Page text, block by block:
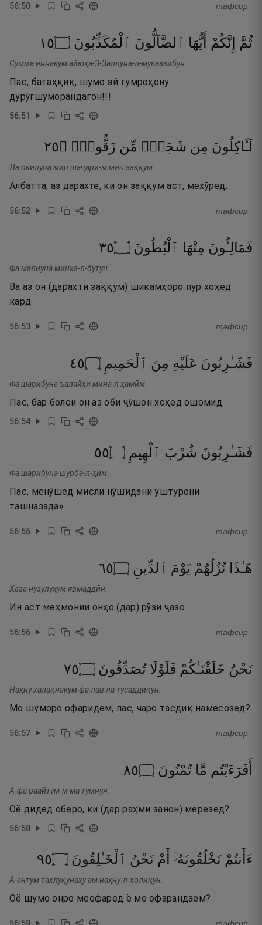
56:50 тафсир
ثُمَّ إِنَّكُمْ أَيُّهَا ٱلضَّآلُّونَ ٱلْمُكَذِّبُونَ ۝٥١
Сумма иннакум айюҳа-З-Заллуна-л-муказзибун.
Пас, батаҳқиқ, шумо эй гумроҳону
дурӯғшуморандагон!!!
56:51
لَـَٔاكِلُونَ مِن شَجَرٍۢ مِّن زَقُّومٍۢ ۝٥٢
Ла окилуна мин шаҷари-м мин заққум.
Албатта, аз дарахте, ки он заққум аст, мехӯред.
56:52 тафсир
فَمَالِـُٔونَ مِنْهَا ٱلْبُطُونَ ۝٥٣
Фа малиуна минҳа-л-бутун.
Ва аз он (дарахти заққум) шикамҳоро пур хоҳед
кард.
56:53 тафсир
فَشَـٰرِبُونَ عَلَيْهِ مِنَ ٱلْحَمِيمِ ۝٥٤
Фа шарибуна ъалайҳи мина-л ҳамӣм.
Пас, бар болои он аз оби ҷӯшон хоҳед ошомид.
56:54
فَشَـٰرِبُونَ شُرْبَ ٱلْهِيمِ ۝٥٥
Фа шарибуна шурба-л-ҳӣм.
Пас, менӯшед мисли нӯшидани уштурони
ташназада».
56:55 тафсир
هَـٰذَا نُزُلُهُمْ يَوْمَ ٱلدِّينِ ۝٥٦
Ҳаза нузулуҳум явмаддӣн.
Ин аст меҳмонии онҳо (дар) рӯзи ҷазо.
56:56 тафсир
نَحْنُ خَلَقْنَـٰكُمْ فَلَوْلَا تُصَدِّقُونَ ۝٥٧
Наҳну халақнакум фа лав ла тусаддиқун.
Мо шуморо офаридем, пас, чаро тасдиқ намесозед?
56:57 тафсир
أَفَرَءَيْتُم مَّا تُمْنُونَ ۝٥٨
А-фа раайтум-м ма тумнун.
Оё дидед оберо, ки (дар раҳми занон) мерезед?
56:58
ءَأَنتُمْ تَخْلُقُونَهُۥٓ أَمْ نَحْنُ ٱلْخَـٰلِقُونَ ۝٥٩
А-антум тахлуқунаҳу ам наҳну-л-холиқун.
Оё шумо онро меофаред ё мо офарандаем?
56:59